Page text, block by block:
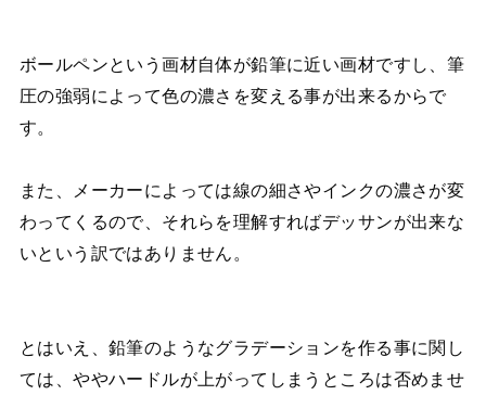
ボールペンという画材自体が鉛筆に近い画材ですし、筆
圧の強弱によって色の濃さを変える事が出来るからで
す。
また、メーカーによっては線の細さやインクの濃さが変
わってくるので、それらを理解すればデッサンが出来な
いという訳ではありません。
とはいえ、鉛筆のようなグラデーションを作る事に関し
ては、ややハードルが上がってしまうところは否めませ